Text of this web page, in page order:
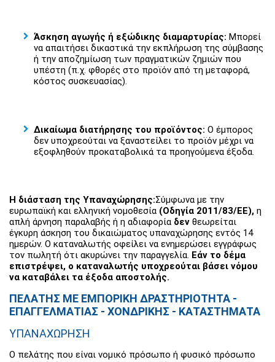
Άσκηση αγωγής ή εξώδικης διαμαρτυρίας: Μπορεί
να απαιτήσει δικαστικά την εκπλήρωση της σύμβασης
ή την αποζημίωση των πραγματικών ζημιών που
υπέστη (π.χ. φθορές στο προϊόν από τη μεταφορά,
κόστος συσκευασίας).
Δικαίωμα διατήρησης του προϊόντος: Ο έμπορος
δεν υποχρεούται να ξαναστείλει το προϊόν μέχρι να
εξοφληθούν προκαταβολικά τα προηγούμενα έξοδα.
Η διάσταση της Υπαναχώρησης:Σύμφωνα με την
ευρωπαϊκή και ελληνική νομοθεσία (Οδηγία 2011/83/ΕΕ), η
απλή άρνηση παραλαβής ή η αδιαφορία δεν θεωρείται
έγκυρη άσκηση του δικαιώματος υπαναχώρησης εντός 14
ημερών. Ο καταναλωτής οφείλει να ενημερώσει εγγράφως
τον πωλητή ότι ακυρώνει την παραγγελία. Εάν το δέμα
επιστρέψει, ο καταναλωτής υποχρεούται βάσει νόμου
να καταβάλει τα έξοδα αποστολής.
ΠΕΛΑΤΗΣ ΜΕ ΕΜΠΟΡΙΚΗ ΔΡΑΣΤΗΡΙΟΤΗΤΑ -
ΕΠΑΓΓΕΛΜΑΤΙΑΣ - ΧΟΝΔΡΙΚΗΣ - ΚΑΤΑΣΤΗΜΑΤΑ
ΥΠΑΝΑΧΩΡΗΣΗ
Ο πελάτης που είναι νομικό πρόσωπο ή φυσικό πρόσωπο